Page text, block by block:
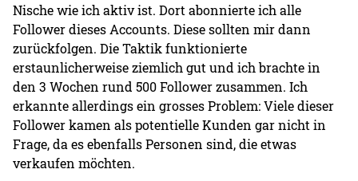
Nische wie ich aktiv ist. Dort abonnierte ich alle
Follower dieses Accounts. Diese sollten mir dann
zurückfolgen. Die Taktik funktionierte
erstaunlicherweise ziemlich gut und ich brachte in
den 3 Wochen rund 500 Follower zusammen. Ich
erkannte allerdings ein grosses Problem: Viele dieser
Follower kamen als potentielle Kunden gar nicht in
Frage, da es ebenfalls Personen sind, die etwas
verkaufen möchten.